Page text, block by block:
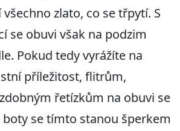
všechno zlato, co se třpytí. S
se obuvi však na podzim
Pokud tedy vyrážíte na
příležitost, flitrům,
řetízkům na obuvi se
boty se tímto stanou šperkem